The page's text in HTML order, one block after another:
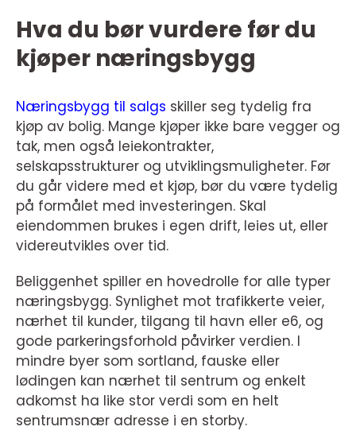
Hva du bør vurdere før du
kjøper næringsbygg
Næringsbygg til salgs skiller seg tydelig fra
kjøp av bolig. Mange kjøper ikke bare vegger og
tak, men også leiekontrakter,
selskapsstrukturer og utviklingsmuligheter. Før
du går videre med et kjøp, bør du være tydelig
på formålet med investeringen. Skal
eiendommen brukes i egen drift, leies ut, eller
videreutvikles over tid.
Beliggenhet spiller en hovedrolle for alle typer
næringsbygg. Synlighet mot trafikkerte veier,
nærhet til kunder, tilgang til havn eller e6, og
gode parkeringsforhold påvirker verdien. I
mindre byer som sortland, fauske eller
lødingen kan nærhet til sentrum og enkelt
adkomst ha like stor verdi som en helt
sentrumsnær adresse i en storby.